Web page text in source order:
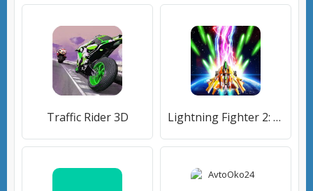
Traffic Rider 3D Lightning Fighter 2: Space War